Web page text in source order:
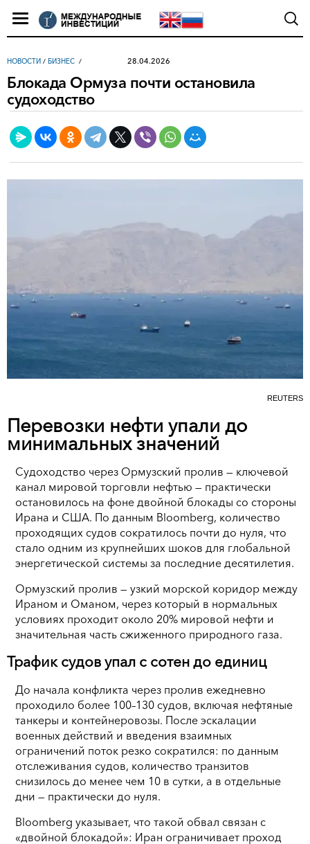
НОВОСТИ / БИЗНЕС 28.04.2026
Блокада Ормуза почти остановила
судоходство
REUTERS
Перевозки нефти упали до
минимальных значений
Судоходство через Ормузский пролив — ключевой
канал мировой торговли нефтью — практически
остановилось на фоне двойной блокады со стороны
Ирана и США. По данным Bloomberg, количество
проходящих судов сократилось почти до нуля, что
стало одним из крупнейших шоков для глобальной
энергетической системы за последние десятилетия.
Ормузский пролив — узкий морской коридор между
Ираном и Оманом, через который в нормальных
условиях проходит около 20% мировой нефти и
значительная часть сжиженного природного газа.
Трафик судов упал с сотен до единиц
До начала конфликта через пролив ежедневно
проходило более 100–130 судов, включая нефтяные
танкеры и контейнеровозы. После эскалации
военных действий и введения взаимных
ограничений поток резко сократился: по данным
отслеживания судов, количество транзитов
снизилось до менее чем 10 в сутки, а в отдельные
дни — практически до нуля.
Bloomberg указывает, что такой обвал связан с
«двойной блокадой»: Иран ограничивает проход